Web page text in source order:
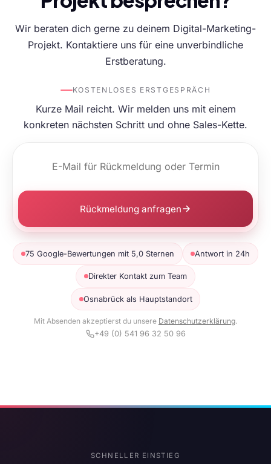
Wir beraten dich gerne zu deinem Digital-Marketing-
Projekt. Kontaktiere uns für eine unverbindliche
Erstberatung.
KOSTENLOSES ERSTGESPRÄCH
Kurze Mail reicht. Wir melden uns mit einem
konkreten nächsten Schritt und ohne Sales-Kette.
Rückmeldung anfragen
75 Google-Bewertungen mit 5,0 Sternen Antwort in 24h
Direkter Kontakt zum Team
Osnabrück als Hauptstandort
Mit Absenden akzeptierst du unsere Datenschutzerklärung.
+49 (0) 541 96 32 50 96
SCHNELLER EINSTIEG